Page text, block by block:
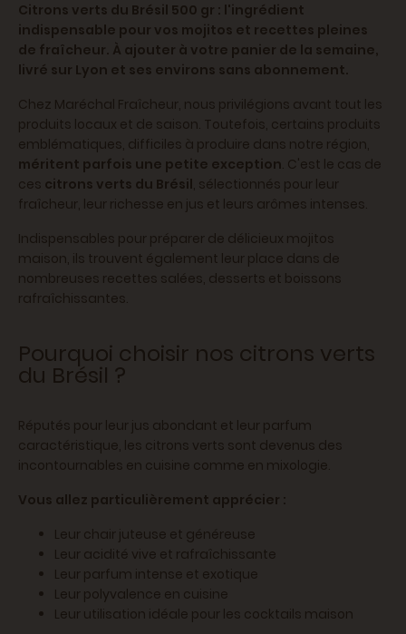
Citrons verts du Brésil 500 gr : l'ingrédient
indispensable pour vos mojitos et recettes pleines
de fraîcheur. À ajouter à votre panier de la semaine,
livré sur Lyon et ses environs sans abonnement.
Chez Maréchal Fraîcheur, nous privilégions avant tout les
produits locaux et de saison. Toutefois, certains produits
emblématiques, difficiles à produire dans notre région,
méritent parfois une petite exception. C'est le cas de
ces citrons verts du Brésil, sélectionnés pour leur
fraîcheur, leur richesse en jus et leurs arômes intenses.
Indispensables pour préparer de délicieux mojitos
maison, ils trouvent également leur place dans de
nombreuses recettes salées, desserts et boissons
rafraîchissantes.
Pourquoi choisir nos citrons verts
du Brésil ?
Réputés pour leur jus abondant et leur parfum
caractéristique, les citrons verts sont devenus des
incontournables en cuisine comme en mixologie.
Vous allez particulièrement apprécier :
Leur chair juteuse et généreuse
Leur acidité vive et rafraîchissante
Leur parfum intense et exotique
Leur polyvalence en cuisine
Leur utilisation idéale pour les cocktails maison